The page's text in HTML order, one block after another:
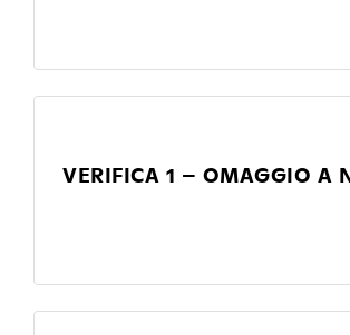
VERIFICA 1 – OMAGGIO A